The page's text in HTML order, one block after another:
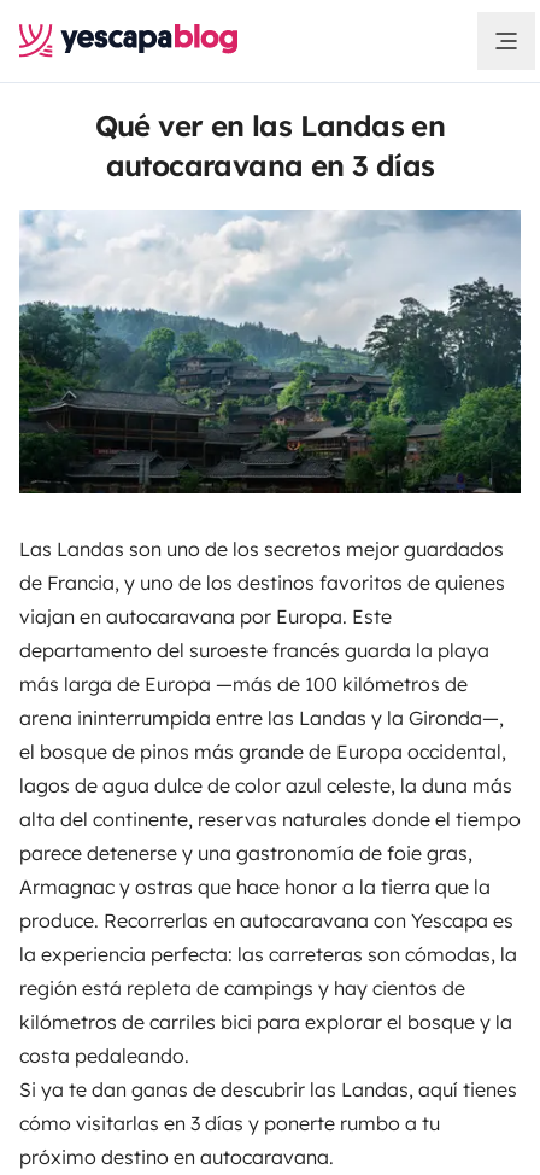
Qué ver en las Landas en
autocaravana en 3 días
Las Landas son uno de los secretos mejor guardados
de Francia, y uno de los destinos favoritos de quienes
viajan en autocaravana por Europa. Este
departamento del suroeste francés guarda la playa
más larga de Europa —más de 100 kilómetros de
arena ininterrumpida entre las Landas y la Gironda—,
el bosque de pinos más grande de Europa occidental,
lagos de agua dulce de color azul celeste, la duna más
alta del continente, reservas naturales donde el tiempo
parece detenerse y una gastronomía de foie gras,
Armagnac y ostras que hace honor a la tierra que la
produce. Recorrerlas en autocaravana con Yescapa es
la experiencia perfecta: las carreteras son cómodas, la
región está repleta de campings y hay cientos de
kilómetros de carriles bici para explorar el bosque y la
costa pedaleando.
Si ya te dan ganas de descubrir las Landas, aquí tienes
cómo visitarlas en 3 días y ponerte rumbo a tu
próximo destino en autocaravana.